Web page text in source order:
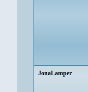
JonaLamper